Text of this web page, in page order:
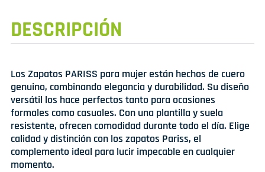
DESCRIPCIÓN
Los Zapatos PARISS para mujer están hechos de cuero
genuino, combinando elegancia y durabilidad. Su diseño
versátil los hace perfectos tanto para ocasiones
formales como casuales. Con una plantilla y suela
resistente, ofrecen comodidad durante todo el día. Elige
calidad y distinción con los zapatos Pariss, el
complemento ideal para lucir impecable en cualquier
momento.